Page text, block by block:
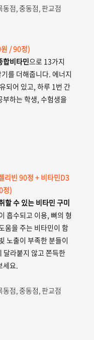
점, 중동점, 판교점
/ 90정)
합비타민으로 13가지
를 더해줍니다. 에너지
되어 있고, 하루 1번 간
하는 학생, 수험생을
리빈 90정 + 비타민D3
정)
할 수 있는 비타민 구미
흡수되고 이용, 뼈의 형
움을 주는 비타민이 함
노출이 부족한 분들이
달라붙지 않고 쫀득한
세요.
점, 중동점, 판교점